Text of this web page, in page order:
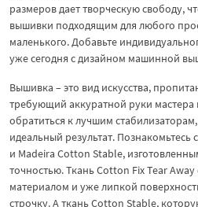
размеров дает творческую свободу,
вышивки подходящим для любого
маленького. Добавьте
уже сегодня с дизайном машинной
Вышивка – это вид искусства,
требующий аккуратной руки
обратиться к лучшим
идеальный результат. Познакомьтесь
и Madeira Cotton Stable,
точностью. Ткань Cotton Fix Tear
материалом и уже липкой
строчку. А ткань Cotton Stable,